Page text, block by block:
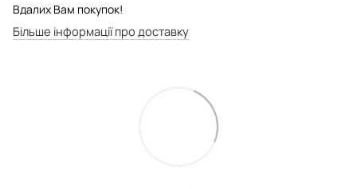
Вдалих Вам покупок!
Більше інформації про доставку